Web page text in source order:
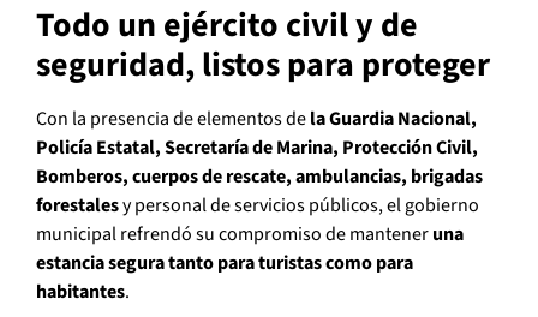
Todo un ejército civil y de
seguridad, listos para proteger
Con la presencia de elementos dela Guardia Nacional,
Policía Estatal, Secretaría de Marina, Protección Civil,
Bomberos, cuerpos de rescate, ambulancias, brigadas
forestalesy personal de servicios públicos, el gobierno
municipal refrendó su compromiso de manteneruna
estancia segura tanto para turistas como para
habitantes.